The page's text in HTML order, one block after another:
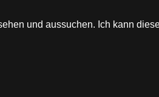
und aussuchen. Ich kann